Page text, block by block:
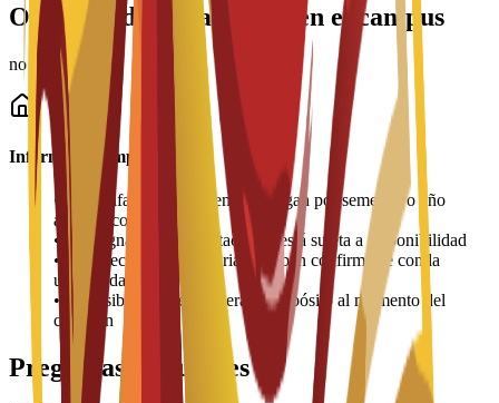
Opciones de alojamiento en el campus
no information
Información importante
• Las tarifas de alojamiento se pagan por semestre o año
académico
• La asignación de habitaciones está sujeta a disponibilidad
•
Los precios pueden variar y deben confirmarse con la
universidad
• Es posible que se requiera un depósito al momento del
check-in
Preguntas frecuentes